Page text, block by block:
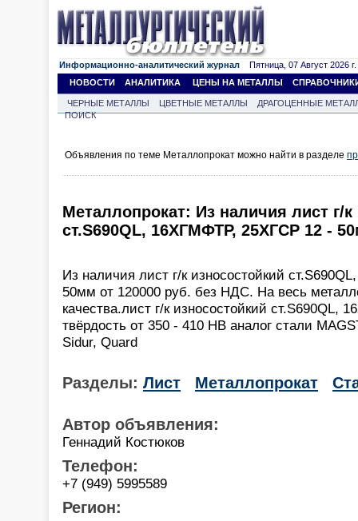
Информационно-аналитический журнал Пятница, 07 Август 2026 г.
НОВОСТИ
АНАЛИТИКА ЦЕНЫ НА МЕТАЛЛЫ
ЧЕРНЫЕ МЕТАЛЛЫ ЦВЕТНЫЕ МЕТАЛЛЫ
ДРАГОЦЕННЫЕ
ПОИСК
Объявления по теме Металлопрокат можно найти в разделе
Металлопрокат: Из наличия лист г/к
ст.S690QL, 16ХГМФТР, 25ХГСР 12 -
Из наличия лист г/к износостойкий
50мм от 120000 руб. без НДС. На весь
качества.лист г/к износостойкий ст.S690QL,
твёрдость от 350 - 410 НВ аналог стали
Sidur, Quard
Разделы: Лист Металлопрокат
Автор объявления:
Геннадий Костюков
Телефон:
+7 (949) 5995589
Регион: